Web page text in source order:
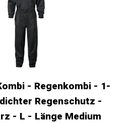
- Regenkombi - 1-
Regenschutz -
- L - Länge Medium